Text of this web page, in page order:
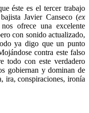
éste es el tercer trabajo
Javier Canseco (ex
ofrece una excelente
con sonido actualizado,
ya digo que un punto
contra este falso
todo con este verdadero
gobiernan y dominan de
ira, conspiraciones, ironía